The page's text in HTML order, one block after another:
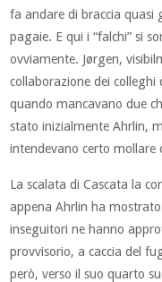
fa andare di braccia quasi
pagaie. E qui i “falchi” si
ovviamente. Jørgen,
collaborazione dei
quando mancavano due
stato inizialmente Ahrlin,
intendevano certo mollare
La scalata di Cascata la
appena Ahrlin ha
inseguitori ne hanno
provvisorio, a caccia del
però, verso il suo quarto